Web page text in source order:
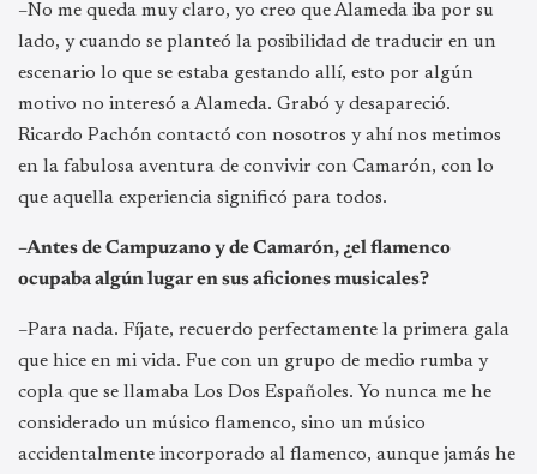
–No me queda muy claro, yo creo que Alameda iba por su
lado, y cuando se planteó la posibilidad de traducir en un
escenario lo que se estaba gestando allí, esto por algún
motivo no interesó a Alameda. Grabó y desapareció.
Ricardo Pachón contactó con nosotros y ahí nos metimos
en la fabulosa aventura de convivir con Camarón, con lo
que aquella experiencia significó para todos.
–Antes de Campuzano y de Camarón, ¿el flamenco
ocupaba algún lugar en sus aficiones musicales?
–Para nada. Fíjate, recuerdo perfectamente la primera gala
que hice en mi vida. Fue con un grupo de medio rumba y
copla que se llamaba Los Dos Españoles. Yo nunca me he
considerado un músico flamenco, sino un músico
accidentalmente incorporado al flamenco, aunque jamás he